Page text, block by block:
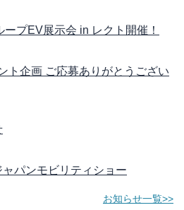
プEV展示会 in レクト開催！
ト企画 ご応募ありがとうござい
パンモビリティショー
お知らせ一覧>>